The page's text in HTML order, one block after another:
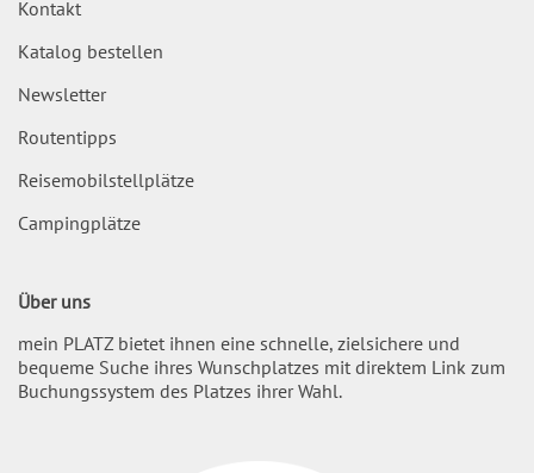
Kontakt
Katalog bestellen
Newsletter
Routentipps
Reisemobilstellplätze
Campingplätze
Über uns
mein PLATZ bietet ihnen eine schnelle, zielsichere und
bequeme Suche ihres Wunschplatzes mit direktem Link zum
Buchungssystem des Platzes ihrer Wahl.